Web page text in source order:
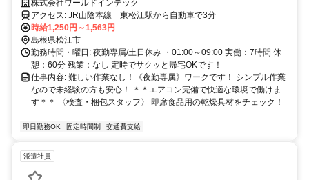
休み×残業少なめ＊未経験OK＊日払いOK
株式会社ワールドインテック
アクセス: JR山陰本線 東松江駅から自動車で3分
時給1,250円～1,563円
島根県松江市
勤務時間・曜日: 夜勤専属/土日休み ・01:00～09:00 実働：7時間 休
憩：60分 残業：なし 定時でサクッと帰宅OKです！
仕事内容: 難しい作業なし！《夜勤専属》ワークです！ シンプル作業
なので未経験の方も安心！ ＊＊エアコン完備で快適な環境で働けま
す＊＊ 〈検査・梱包スタッフ〉 即席食品用の乾燥具材をチェック！
即日勤務OK 固定時間制 交通費支給
派遣社員